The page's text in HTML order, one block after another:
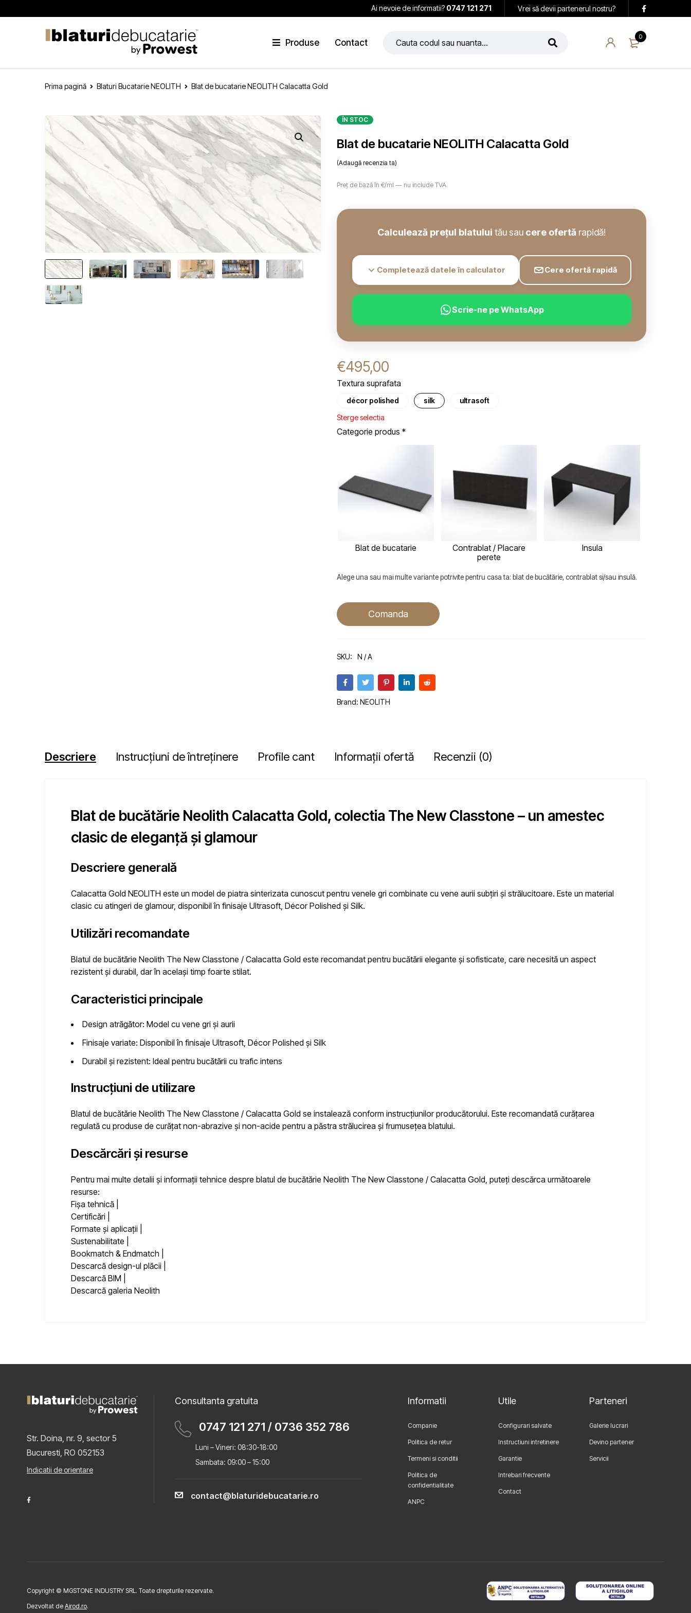
Vrei să devii partenerul nostru?
Ai nevoie de informatii? 0747 121 271
0
Produse Contact
Prima pagină Blaturi Bucatarie NEOLITH Blat de bucatarie NEOLITH Calacatta Gold
ÎN STOC
Blat de bucatarie NEOLITH Calacatta Gold
Adaugă recenzia ta
Preț de bază în €/ml — nu include TVA.
Calculează prețul blatului tău sau cere ofertă rapidă!
Completează datele în calculator Cere ofertă rapidă
Scrie-ne pe WhatsApp
€495,00
Textura suprafata
décor polished silk
ultrasoft
Sterge selectia
Categorie produs *
Blat de bucatarie
Contrablat / Placare
perete
Insula
Alege una sau mai multe variante potrivite pentru casa ta: blat de bucătărie, contrablat si/sau insulă.
Comanda
SKU: N / A
Brand:NEOLITH
Descriere Instrucțiuni de întreținere Profile cant Informații ofertă Recenzii (0)
Blat de bucătărie Neolith Calacatta Gold, colectia The New Classtone – un amestec
clasic de eleganță și glamour
Descriere generală
Calacatta Gold NEOLITH este un model de piatra sinterizata cunoscut pentru venele gri combinate cu vene aurii subțiri și strălucitoare. Este un material
clasic cu atingeri de glamour, disponibil în finisaje Ultrasoft, Décor Polished și Silk.
Utilizări recomandate
Blatul de bucătărie Neolith The New Classtone / Calacatta Gold este recomandat pentru bucătării elegante și sofisticate, care necesită un aspect
rezistent și durabil, dar în același timp foarte stilat.
Caracteristici principale
Design atrăgător: Model cu vene gri și aurii
Finisaje variate: Disponibil în finisaje Ultrasoft, Décor Polished și Silk
Durabil și rezistent: Ideal pentru bucătării cu trafic intens
Instrucțiuni de utilizare
Blatul de bucătărie Neolith The New Classtone / Calacatta Gold se instalează conform instrucțiunilor producătorului. Este recomandată curățarea
regulată cu produse de curățat non-abrazive și non-acide pentru a păstra strălucirea și frumusețea blatului.
Descărcări și resurse
Pentru mai multe detalii și informații tehnice despre blatul de bucătărie Neolith The New Classtone / Calacatta Gold, puteți descărca următoarele
resurse:
Fișa tehnică
Certificări
Formate și aplicații
Sustenabilitate
Bookmatch & Endmatch
Descarcă design-ul plăcii
Descarcă BIM
Descarcă galeria Neolith
Str. Doina, nr. 9, sector 5
Bucuresti, RO 052153
Indicatii de orientare
Consultanta gratuita
0747 121 271 / 0736 352 786
Luni – Vineri: 08:30-18:00
Sambata: 09:00 – 15:00
contact@blaturidebucatarie.ro
Informatii
Companie
Politica de retur
Termeni si conditii
Politica de
confidentialitate
ANPC
Utile
Configurari salvate
Instructiuni intretinere
Garantie
Intrebari frecvente
Contact
Parteneri
Galerie lucrari
Devino partener
Servicii
Copyright © MGSTONE INDUSTRY SRL. Toate drepturile rezervate.
Dezvoltat de Airod.ro.